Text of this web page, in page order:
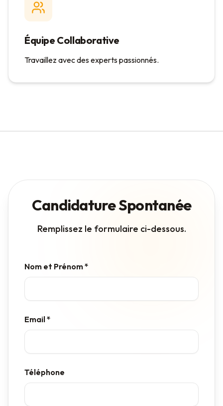
Équipe Collaborative
Travaillez avec des experts passionnés.
Candidature Spontanée
Remplissez le formulaire ci-dessous.
Nom et Prénom *
Email *
Téléphone